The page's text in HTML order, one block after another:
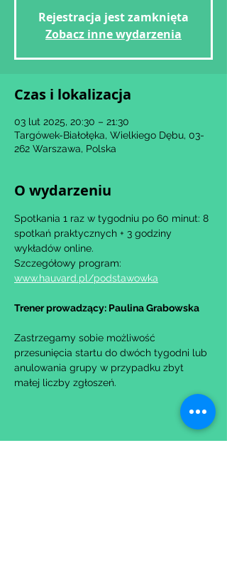
Rejestracja jest zamknięta
Zobacz inne wydarzenia
Czas i lokalizacja
03 lut 2025, 20:30 – 21:30
Targówek-Białołęka, Wielkiego Dębu, 03-
262 Warszawa, Polska
O wydarzeniu
Spotkania 1 raz w tygodniu po 60 minut: 8
spotkań praktycznych + 3 godziny
wykładów online.
Szczegółowy program:
www.hauvard.pl/podstawowka
Trener prowadzący: Paulina Grabowska
Zastrzegamy sobie możliwość
przesunięcia startu do dwóch tygodni lub
anulowania grupy w przypadku zbyt
małej liczby zgłoszeń.